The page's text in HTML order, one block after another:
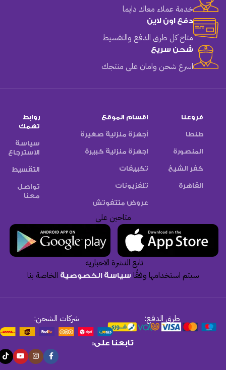
خدمة عملاء معاك دايما
دفع اون لاين
متاح كل طرق الدفع والتقسيط
شحن سريع
اسرع شحن وامان على منتجك
فروعنا
طنطا
المنصورة
كفر الشيخ
القاهرة
اقسام الموقع
أجهزة منزلية صغيرة
اجهزة منزلية كبيرة
تكييفات
تلفزيونات
عروض متتفوتش
روابط
تهمك
سياسة
الاسترجاع
التقسيط
تواصل
معنا
متاحين على
تابع النشرة الاخبارية
سيتم استخدامها وفقًاسياسة الخصوصية الخاصة بنا
طرق الدفع: شركات الشحن:
تابعنا على: